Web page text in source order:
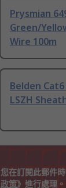
Prysmian
Green/
Wire 100m
Belden
LSZH
您在訂閱此郵件
政策》進行處理。